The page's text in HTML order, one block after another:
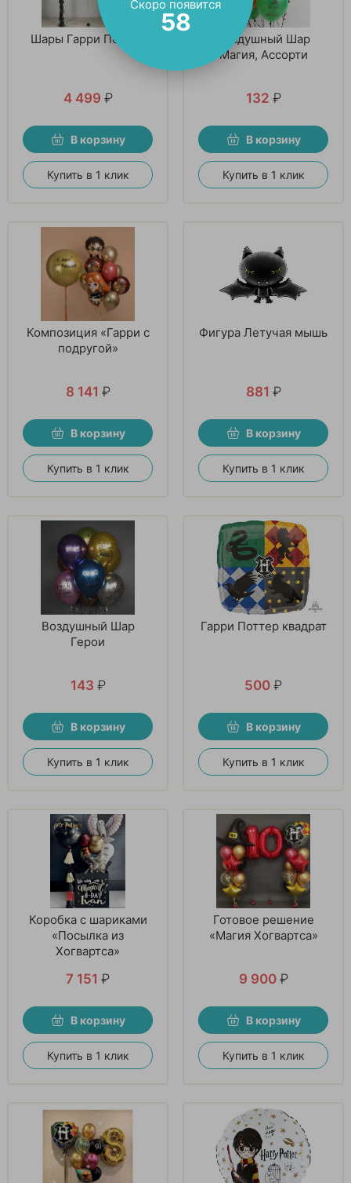
Шары Гарри Поттер
4 499 ₽
В корзину
Купить в 1 клик
Воздушный Шар
Магия, Ассорти
132 ₽
В корзину
Купить в 1 клик
Композиция «Гарри с
подругой»
8 141 ₽
В корзину
Купить в 1 клик
Фигура Летучая мышь
881 ₽
В корзину
Купить в 1 клик
Воздушный Шар
Герои
143 ₽
В корзину
Купить в 1 клик
Гарри Поттер квадрат
500 ₽
В корзину
Купить в 1 клик
Коробка с шариками
«Посылка из
Хогвартса»
7 151 ₽
В корзину
Купить в 1 клик
Готовое решение
«Магия Хогвартса»
9 900 ₽
В корзину
Купить в 1 клик
Скоро появится
56